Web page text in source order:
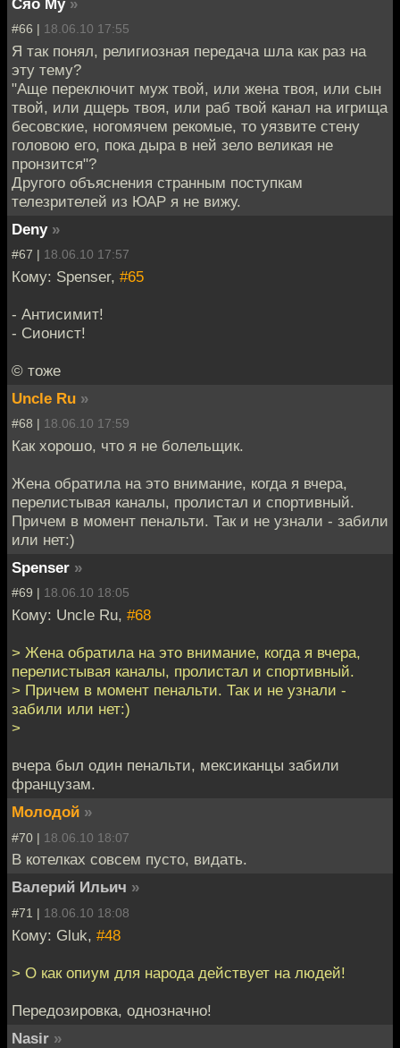
Сяо Му »
#66 | 18.06.10 17:55
Я так понял, религиозная передача шла как раз на
эту тему?
"Аще переключит муж твой, или жена твоя, или сын
твой, или дщерь твоя, или раб твой канал на игрища
бесовские, ногомячем рекомые, то уязвите стену
головою его, пока дыра в ней зело великая не
пронзится"?
Другого объяснения странным поступкам
телезрителей из ЮАР я не вижу.
Deny »
#67 | 18.06.10 17:57
Кому: Spenser, #65
- Антисимит!
- Сионист!
© тоже
Uncle Ru »
#68 | 18.06.10 17:59
Как хорошо, что я не болельщик.
Жена обратила на это внимание, когда я вчера,
перелистывая каналы, пролистал и спортивный.
Причем в момент пенальти. Так и не узнали - забили
или нет:)
Spenser »
#69 | 18.06.10 18:05
Кому: Uncle Ru, #68
> Жена обратила на это внимание, когда я вчера,
перелистывая каналы, пролистал и спортивный.
> Причем в момент пенальти. Так и не узнали -
забили или нет:)
>
вчера был один пенальти, мексиканцы забили
французам.
Молодой »
#70 | 18.06.10 18:07
В котелках совсем пусто, видать.
Валерий Ильич »
#71 | 18.06.10 18:08
Кому: Gluk, #48
> О как опиум для народа действует на людей!
Передозировка, однозначно!
Nasir »